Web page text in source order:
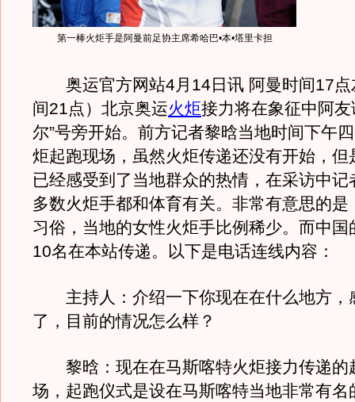
第一棒火炬手是阿曼前足协主席希哈巴•本•塔里卡担
奥运官方网站4月14日讯 阿曼时间17点
间21点）北京奥运火炬接力将在象征中阿友
尔”号旁开始。前方记者黎晗当地时间下午
炬起跑现场，虽然火炬传递还没有开始，但
已经感受到了当地群众的热情，在采访中记
多数火炬手都和体育有关。非常有意思的是
习俗，当地的女性火炬手比例稀少。而中国
10名在本站传递。以下是电话连线内容：
主持人：介绍一下你现在在什么地方，
了，目前的情况怎么样？
黎晗：现在在马斯喀特火炬接力传递的
场，起跑仪式是设在马斯喀特当地非常有名